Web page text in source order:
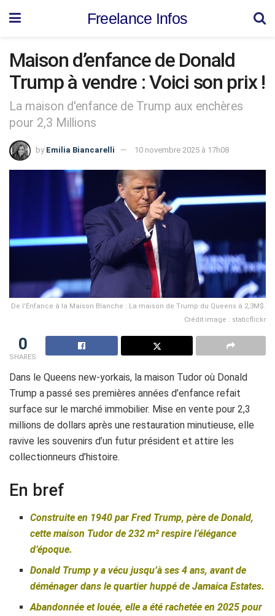
Freelance Infos
Maison d’enfance de Donald
Trump à vendre : Voici son prix !
La maison d'enfance de Trump aux enchères
pour 2,3 Millions
by Emilia Biancarelli 10 novembre 2025 à 17h08
De l'Enfance à la Maison Blanche : La maison de Trump du Queens à 2,3M$.
Crédit image : staticflickr
0
SHARES
Dans le Queens new-yorkais, la maison Tudor où Donald
Trump a passé ses premières années d’enfance refait
surface sur le marché immobilier. Mise en vente pour 2,3
millions de dollars après une restauration minutieuse, elle
ravive les souvenirs d’un futur président et attire les
collectionneurs d’histoire.
En bref
Construite en 1940 par Fred Trump, père de Donald,
cette maison Tudor de 232 m² respire l’élégance
d’époque.
Donald Trump y a vécu jusqu’à ses 4 ans, avant de
déménager dans le quartier huppé de Jamaica Estates.
Abandonnée et louée, elle a été rachetée en 2025 pour